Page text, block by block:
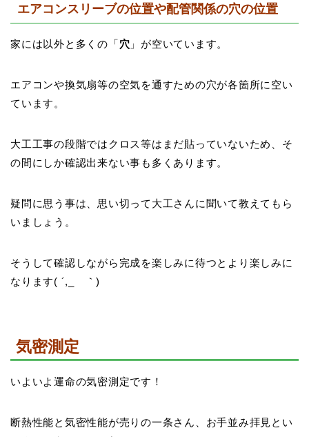
エアコンスリーブの位置や配管関係の穴の位置
家には以外と多くの「穴 」が空いています。
エアコンや換気扇等の空気を通すための穴が各箇所に空い
ています。
大工工事の段階ではクロス等はまだ貼っていないため、そ
の間にしか確認出来ない事も多くあります。
疑問に思う事は、思い切って大工さんに聞いて教えてもら
いましょう。
そうして確認しながら完成を楽しみに待つとより楽しみに
なります( ´,_ゝ｀)
気密測定
いよいよ運命の気密測定です！
断熱性能と気密性能が売りの一条さん、お手並み拝見とい